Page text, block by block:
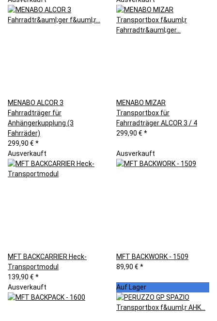
MENABO ALCOR 3
Fahrradträger für
Anhängerkupplung (3
Fahrräder)
299,90 € *
MENABO MIZAR
Transportbox für
Fahrradträger ALCOR 3 / 4
299,90 € *
Ausverkauft
MFT BACKCARRIER Heck-
Transportmodul
139,90 € *
Ausverkauft
MFT BACKWORK - 1509
89,90 € *
Ausverkauft Auf Lager